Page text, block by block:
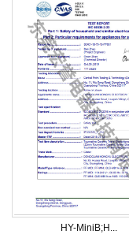
HY-MiniB;H...